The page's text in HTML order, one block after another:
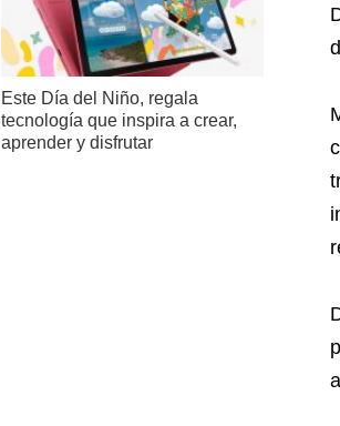
Este Día del Niño, regala
tecnología que inspira a crear,
aprender y disfrutar